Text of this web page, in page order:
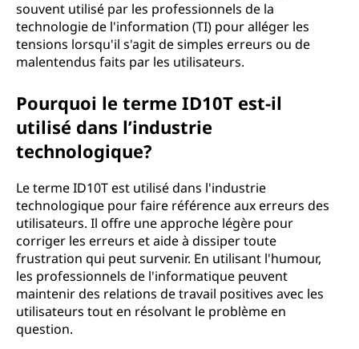
souvent utilisé par les professionnels de la
technologie de l'information (TI) pour alléger les
tensions lorsqu'il s'agit de simples erreurs ou de
malentendus faits par les utilisateurs.
Pourquoi le terme ID10T est-il
utilisé dans l’industrie
technologique?
Le terme ID10T est utilisé dans l'industrie
technologique pour faire référence aux erreurs des
utilisateurs. Il offre une approche légère pour
corriger les erreurs et aide à dissiper toute
frustration qui peut survenir. En utilisant l'humour,
les professionnels de l'informatique peuvent
maintenir des relations de travail positives avec les
utilisateurs tout en résolvant le problème en
question.